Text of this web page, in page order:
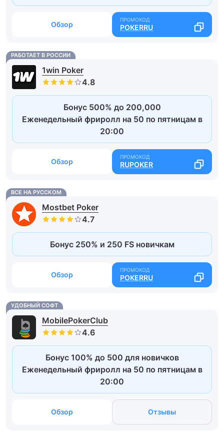
Обзор POKERRU
РАБОТАЕТ В РОССИИ
1win Poker
Бонус 500% до 200,000
Еженедельный фриролл на 50 по пятницам в
20:00
Обзор RUPOKER
ВСЕ НА РУССКОМ
Mostbet Poker
Бонус 250% и 250 FS новичкам
Обзор POKERRU
УДОБНЫЙ СОФТ
MobilePokerClub
Бонус 100% до 500 для новичков
Еженедельный фриролл на 50 по пятницам в
20:00
Обзор Отзывы